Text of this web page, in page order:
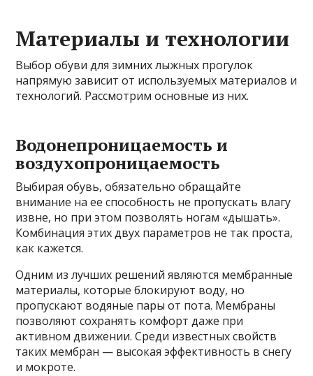
Материалы и технологии
Выбор обуви для зимних лыжных прогулок
напрямую зависит от используемых материалов и
технологий. Рассмотрим основные из них.
Водонепроницаемость и
воздухопроницаемость
Выбирая обувь, обязательно обращайте
внимание на ее способность не пропускать влагу
извне, но при этом позволять ногам «дышать».
Комбинация этих двух параметров не так проста,
как кажется.
Одним из лучших решений являются мембранные
материалы, которые блокируют воду, но
пропускают водяные пары от пота. Мембраны
позволяют сохранять комфорт даже при
активном движении. Среди известных свойств
таких мембран — высокая эффективность в снегу
и мокроте.